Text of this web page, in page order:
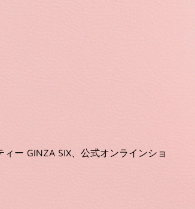
ー GINZA SIX、公式オンラインショ